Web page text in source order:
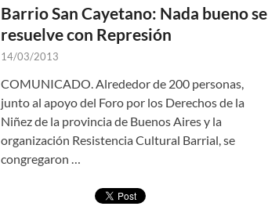
Barrio San Cayetano: Nada bueno se
resuelve con Represión
14/03/2013
COMUNICADO. Alrededor de 200 personas,
junto al apoyo del Foro por los Derechos de la
Niñez de la provincia de Buenos Aires y la
organización Resistencia Cultural Barrial, se
congregaron …